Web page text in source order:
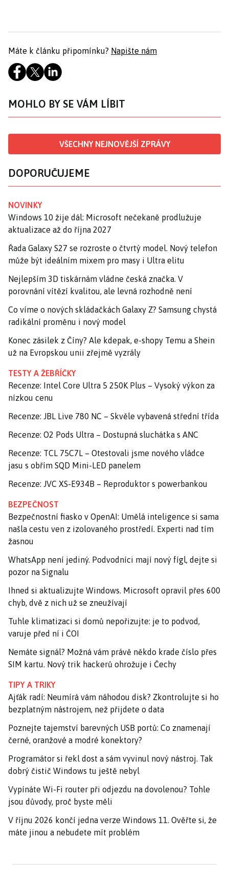
Máte k článku připomínku? Napište nám
MOHLO BY SE VÁM LÍBIT
VŠECHNY NEJNOVĚJŠÍ ZPRÁVY
DOPORUČUJEME
NOVINKY
Windows 10 žije dál: Microsoft nečekaně prodlužuje
aktualizace až do října 2027
Řada Galaxy S27 se rozroste o čtvrtý model. Nový telefon
může být ideálním mixem pro masy i Ultra elitu
Nejlepším 3D tiskárnám vládne česká značka. V
porovnání vítězí kvalitou, ale levná rozhodně není
Co víme o nových skládačkách Galaxy Z? Samsung chystá
radikální proměnu i nový model
Konec zásilek z Číny? Ale kdepak, e-shopy Temu a Shein
už na Evropskou unii zřejmě vyzrály
TESTY A ŽEBŘÍČKY
Recenze: Intel Core Ultra 5 250K Plus – Vysoký výkon za
nízkou cenu
Recenze: JBL Live 780 NC – Skvěle vybavená střední třída
Recenze: O2 Pods Ultra – Dostupná sluchátka s ANC
Recenze: TCL 75C7L – Otestovali jsme nového vládce
jasu s obřím SQD Mini-LED panelem
Recenze: JVC XS-E934B – Reproduktor s powerbankou
BEZPEČNOST
Bezpečnostní fiasko v OpenAI: Umělá inteligence si sama
našla cestu ven z izolovaného prostředí. Experti nad tím
žasnou
WhatsApp není jediný. Podvodníci mají nový fígl, dejte si
pozor na Signalu
Ihned si aktualizujte Windows. Microsoft opravil přes 600
chyb, dvě z nich už se zneužívají
Tuhle klimatizaci si domů nepořizujte: je to podvod,
varuje před ní i ČOI
Nemáte signál? Možná vám právě někdo krade číslo přes
SIM kartu. Nový trik hackerů ohrožuje i Čechy
TIPY A TRIKY
Ajťák radí: Neumírá vám náhodou disk? Zkontrolujte si ho
bezplatným nástrojem, než přijdete o data
Poznejte tajemství barevných USB portů: Co znamenají
černé, oranžové a modré konektory?
Programátor si řekl dost a sám vyvinul nový nástroj. Tak
dobrý čistič Windows tu ještě nebyl
Vypínáte Wi-Fi router při odjezdu na dovolenou? Tohle
jsou důvody, proč byste měli
V říjnu 2026 končí jedna verze Windows 11. Ověřte si, že
máte jinou a nebudete mít problém